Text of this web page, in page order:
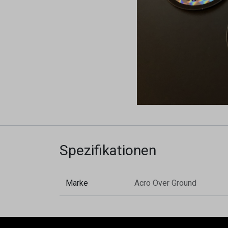
Spezifikationen
Marke Acro Over Ground